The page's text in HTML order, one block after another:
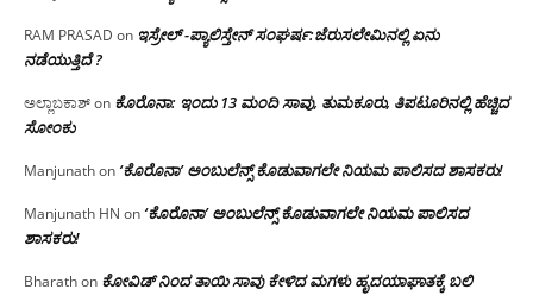
RAM PRASAD on ಇಸ್ರೇಲ್ -ಪ್ಯಾಲಿಸ್ತೇನ್ ಸಂಘರ್ಷ:ಜೆರುಸಲೇಮಿನಲ್ಲಿ ಏನು
ನಡೆಯುತ್ತಿದೆ ?
ಅಲ್ಲಾಬಕಾಶ್on ಕೊರೊನಾ: ಇಂದು 13 ಮಂದಿ ಸಾವು, ತುಮಕೂರು, ತಿಪಟೂರಿನಲ್ಲಿ ಹೆಚ್ಚಿದ
ಸೋಂಕು
Manjunathon ‘ಕೊರೊನಾ’ ಅಂಬುಲೆನ್ಸ್ ಕೊಡುವಾಗಲೇ ನಿಯಮ ಪಾಲಿಸದ ಶಾಸಕರು!
Manjunath HN on ‘ಕೊರೊನಾ’ ಅಂಬುಲೆನ್ಸ್ ಕೊಡುವಾಗಲೇ ನಿಯಮ ಪಾಲಿಸದ
ಶಾಸಕರು!
Bharathon ಕೋವಿಡ್ ನಿಂದ ತಾಯಿ ಸಾವು ಕೇಳಿದ ಮಗಳು ಹೃದಯಾಘಾತಕ್ಕೆ ಬಲಿ